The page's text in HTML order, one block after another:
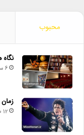
محبوب
6 ساعت پیش
زمان
12 ساعت پیش